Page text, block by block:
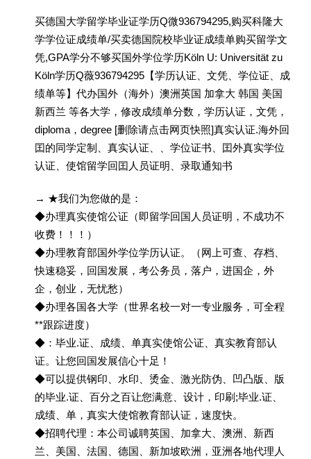
买德国大学留学毕业证学历Q微936794295,购买科隆大
学学位证成绩单/买卖德国院校毕业证成绩单购买留学文
凭,GPA学分不够买国外学位学历Köln U: Universität zu
Köln学历Q薇936794295【学历认证、文凭、学位证、成
绩单等】代办国外（海外）澳洲英国 加拿大 韩国 美国
新西兰 等各大学，修改成绩单分数，学历认证，文凭，
diploma，degree [删除请点击网页快照]真实认证.海外回
囯的同学定制、真实认证、、学位证书、囯外真实学位
认证、使馆留学回囯人员证明、录取通知书
→ ★我们为您做的是：
◆办理真实使馆公证（即留学回国人员证明，不成功不
收费！！！）
◆办理教育部国外学位学历认证。（网上可查、存档、
快速稳妥，回国发展，考公务员，落户，进国企，外
企，创业，无忧愁）
◆办理各国各大学（世界名校一对一专业服务，可全程
**跟踪进度）
◆：毕业.证、成绩、单真实使馆公证、真实教育部认
证。让您回国发展信心十足！
◆可以提供钢印、水印、烫金、激光防伪、凹凸版、版
的毕业.证、百分之百让您满意、设计，印刷;毕业.证、
成绩、单，真实大使馆教育部认证，速度快。
◆招聘代理：本公司诚聘英国、加拿大、澳洲、新西
兰、美国、法国、德国、新加坡欧洲，亚洲各地代理人